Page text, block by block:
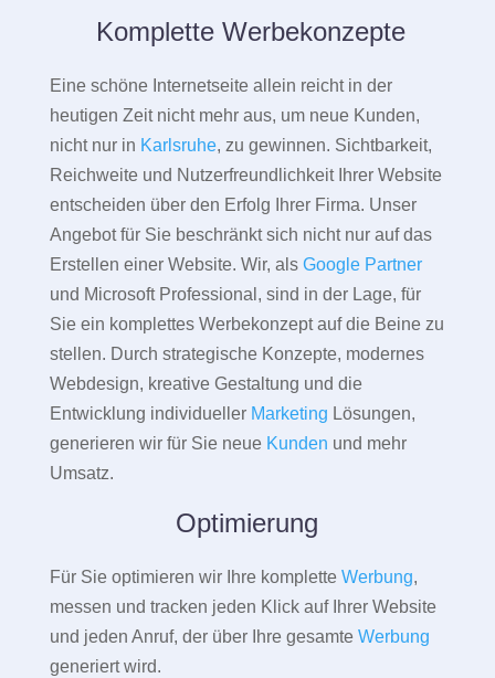
Komplette Werbekonzepte
Eine schöne Internetseite allein reicht in der
heutigen Zeit nicht mehr aus, um neue Kunden,
nicht nur in Karlsruhe, zu gewinnen. Sichtbarkeit,
Reichweite und Nutzerfreundlichkeit Ihrer Website
entscheiden über den Erfolg Ihrer Firma. Unser
Angebot für Sie beschränkt sich nicht nur auf das
Erstellen einer Website. Wir, als Google Partner
und Microsoft Professional, sind in der Lage, für
Sie ein komplettes Werbekonzept auf die Beine zu
stellen. Durch strategische Konzepte, modernes
Webdesign, kreative Gestaltung und die
Entwicklung individueller Marketing Lösungen,
generieren wir für Sie neue Kunden und mehr
Umsatz.
Optimierung
Für Sie optimieren wir Ihre komplette Werbung,
messen und tracken jeden Klick auf Ihrer Website
und jeden Anruf, der über Ihre gesamte Werbung
generiert wird.